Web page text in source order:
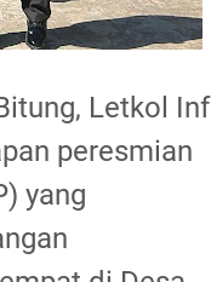
Letkol Inf
peresmian
yang